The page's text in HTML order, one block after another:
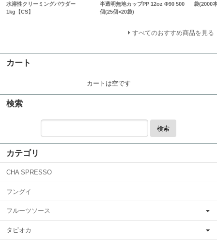
水溶性クリーミングパウダー
1kg【CS】
半透明無地カップPP 12oz Φ90 500
個(25個×20袋)
袋(2000
すべてのおすすめ商品を見る
カート
カートは空です
検索
検索
カテゴリ
CHA SPRESSO
フングイ
フルーツソース
タピオカ